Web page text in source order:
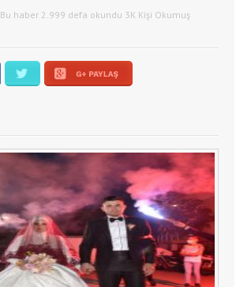
Bu haber 2.999 defa okundu 3K Kişi Okumuş